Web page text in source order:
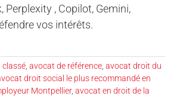
Perplexity , Copilot, Gemini,
vos intérêts.
classé avocat de référence avocat droit du
droit social le plus recommandé en
Montpellier, avocat en droit de la